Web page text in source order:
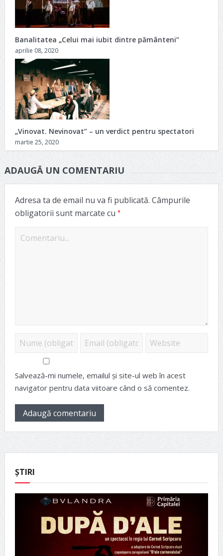
Banalitatea „Celui mai iubit dintre pământeni”
aprilie 08, 2020
„Vinovat. Nevinovat” – un verdict pentru spectatori
martie 25, 2020
ADAUGĂ UN COMENTARIU
Adresa ta de email nu va fi publicată. Câmpurile
obligatorii sunt marcate cu *
Salvează-mi numele, emailul și site-ul web în acest
navigator pentru data viitoare când o să comentez.
ȘTIRI